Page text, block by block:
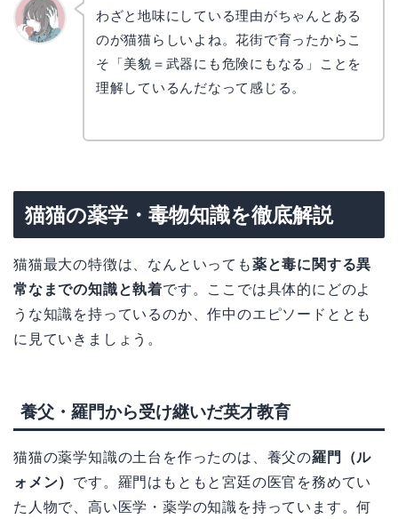
わざと地味にしている理由がちゃんとある
のが猫猫らしいよね。花街で育ったからこ
そ「美貌＝武器にも危険にもなる」ことを
理解しているんだなって感じる。
猫猫の薬学・毒物知識を徹底解説
猫猫最大の特徴は、なんといっても薬と毒に関する異
常なまでの知識と執着です。ここでは具体的にどのよ
うな知識を持っているのか、作中のエピソードととも
に見ていきましょう。
養父・羅門から受け継いだ英才教育
猫猫の薬学知識の土台を作ったのは、養父の羅門（ル
ォメン） です。羅門はもともと宮廷の医官を務めてい
た人物で、高い医学・薬学の知識を持っています。何